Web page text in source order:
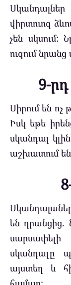
վիրտուոզ
չեն սկսում:
ուզում
9-
Սիրում են
Իսկ եթե
սկանդալ
աշխատում են
են դրանցից.
սկանդալը
այստեղ և